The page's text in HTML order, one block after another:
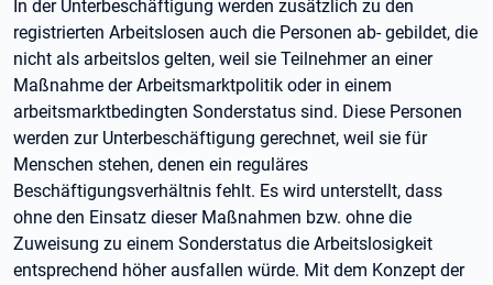
In der Unterbeschäftigung werden zusätzlich zu den
registrierten Arbeitslosen auch die Personen ab- gebildet, die
nicht als arbeitslos gelten, weil sie Teilnehmer an einer
Maßnahme der Arbeitsmarktpolitik oder in einem
arbeitsmarktbedingten Sonderstatus sind. Diese Personen
werden zur Unterbeschäftigung gerechnet, weil sie für
Menschen stehen, denen ein reguläres
Beschäftigungsverhältnis fehlt. Es wird unterstellt, dass
ohne den Einsatz dieser Maßnahmen bzw. ohne die
Zuweisung zu einem Sonderstatus die Arbeitslosigkeit
entsprechend höher ausfallen würde. Mit dem Konzept der